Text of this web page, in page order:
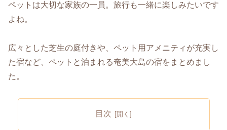
ペットは大切な家族の一員。旅行も一緒に楽しみたいです
よね。
広々とした芝生の庭付きや、ペット用アメニティが充実し
た宿など、ペットと泊まれる奄美大島の宿をまとめまし
た。
目次